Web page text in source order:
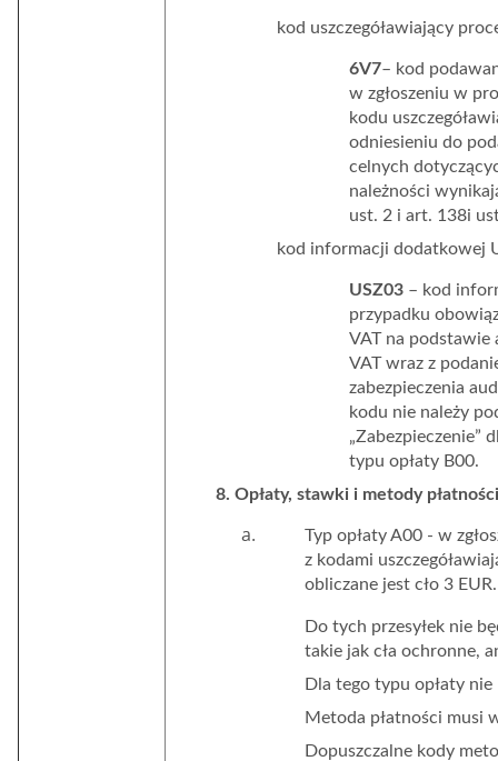
kod uszczegóławiający
6V7– kod
w zgłoszeniu w
kodu
odniesieniu do
celnych
należności
ust. 2 i art. 138i
kod informacji dodatkowej
USZ03 – kod
przypadku
VAT na
VAT wraz z
zabezpieczenia
kodu nie należy
„Zabezpieczenie”
typu opłaty B00.
8. Opłaty, stawki i metody płatności
Typ opłaty A00 - w
z kodami
obliczane jest cło 3
Do tych przesyłek nie
takie jak cła ochronne,
Dla tego typu opłaty
Metoda płatności musi
Dopuszczalne kody